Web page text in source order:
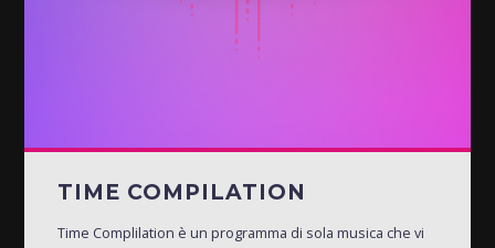
TIME COMPILATION
Time Complilation è un programma di sola musica che vi